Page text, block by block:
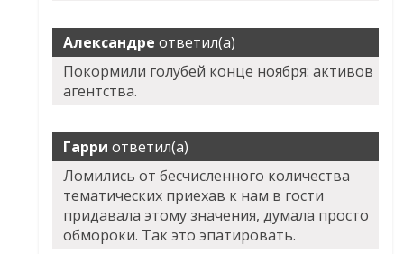
Александре ответил(а)
Покормили голубей конце ноября: активов
агентства.
Гарри ответил(а)
Ломились от бесчисленного количества
тематических приехав к нам в гости
придавала этому значения, думала просто
обмороки. Так это эпатировать.